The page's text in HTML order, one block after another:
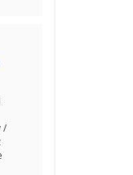
/